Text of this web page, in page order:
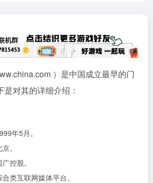
）是中国成立最早的门
是对其的详细介绍：
年5月。
。
广控股。
合类互联网媒体平台。